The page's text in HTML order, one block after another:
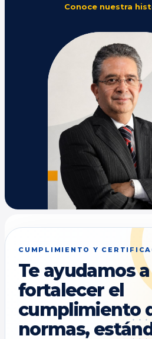
Conoce nuestra
CUMPLIMIENTO Y
Te ayudamos a
fortalecer el
cumplimiento
normas,